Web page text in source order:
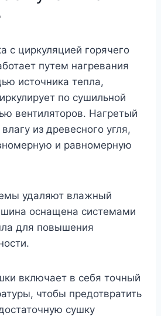
с циркуляцией горячего
путем нагревания
источника тепла,
по сушильной
вентиляторов. Нагретый
из древесного угля,
и равномерную
удаляют влажный
оснащена системами
для повышения
включает в себя точный
чтобы предотвратить
сушку